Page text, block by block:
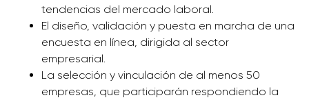
tendencias del mercado laboral.
El diseño, validación y puesta en marcha de una
encuesta en línea, dirigida al sector
empresarial.
La selección y vinculación de al menos 50
empresas, que participarán respondiendo la